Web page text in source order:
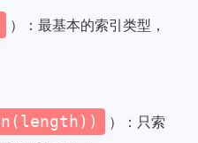
）：最基本的索引类型，
）：只索